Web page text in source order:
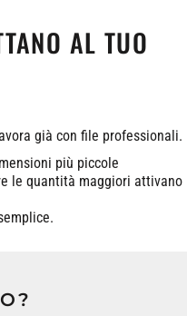
AL TUO
già con file professionali.
più piccole
le quantità maggiori attivano